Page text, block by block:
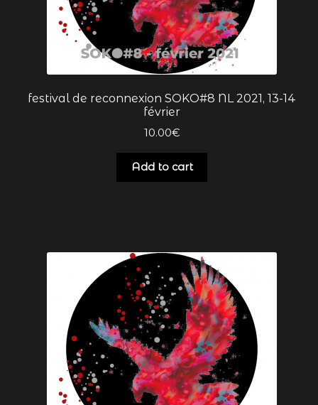
ateliers Nature Eaux Pattes
ateliers OsmOse
COBRA replay
Francis GAUTHIER
festival de reconnexion SOKO#8 NL 2021, 13-14
février
10.00€
Add to cart